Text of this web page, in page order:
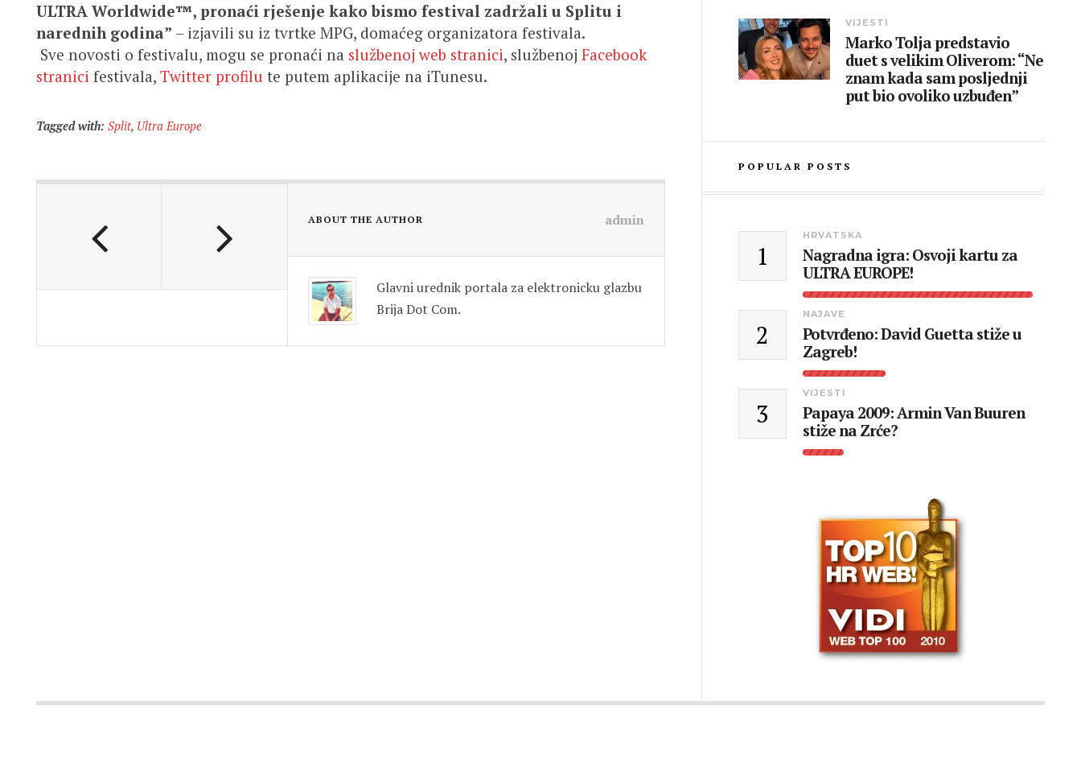
ULTRA Worldwide™, pronaći rješenje kako bismo festival zadržali u Splitu i
narednih godina” – izjavili su iz tvrtke MPG, domaćeg organizatora festivala.
Sve novosti o festivalu, mogu se pronaći na službenoj web stranici, službenoj Facebook
stranici festivala, Twitter profilu te putem aplikacije na iTunesu.
Tagged with: Split, Ultra Europe
ABOUT THE AUTHOR admin
Glavni urednik portala za elektronicku glazbu
Brija Dot Com.
VIJESTI
Marko Tolja predstavio
duet s velikim Oliverom: “Ne
znam kada sam posljednji
put bio ovoliko uzbuđen”
POPULAR POSTS
1
HRVATSKA
Nagradna igra: Osvoji kartu za
ULTRA EUROPE!
2
NAJAVE
Potvrđeno: David Guetta stiže u
Zagreb!
3
VIJESTI
Papaya 2009: Armin Van Buuren
stiže na Zrće?